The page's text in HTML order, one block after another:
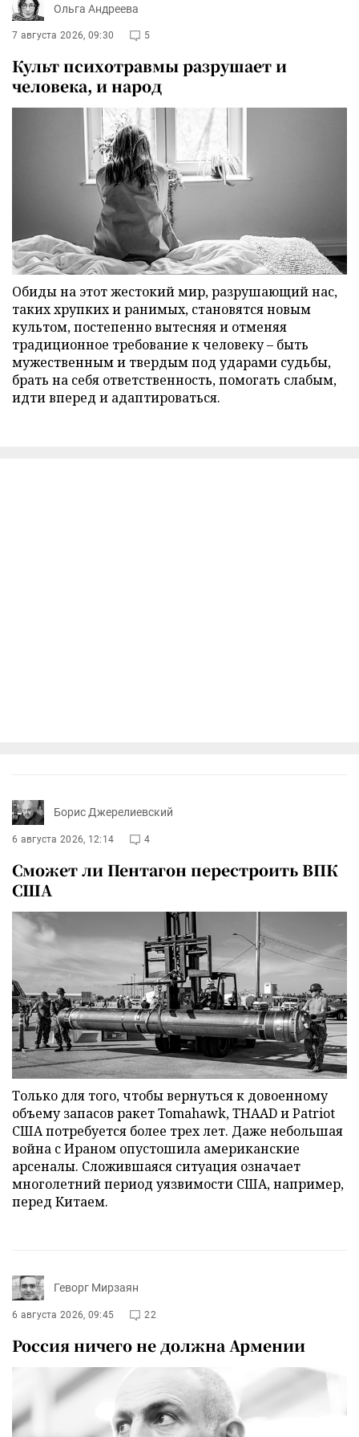
Ольга Андреева
7 августа 2026, 09:30 5
Культ психотравмы разрушает и
человека, и народ
Обиды на этот жестокий мир, разрушающий нас,
таких хрупких и ранимых, становятся новым
культом, постепенно вытесняя и отменяя
традиционное требование к человеку – быть
мужественным и твердым под ударами судьбы,
брать на себя ответственность, помогать слабым,
идти вперед и адаптироваться.
Борис Джерелиевский
6 августа 2026, 12:14 4
Сможет ли Пентагон перестроить ВПК
США
Только для того, чтобы вернуться к довоенному
объему запасов ракет Tomahawk, THAAD и Patriot
США потребуется более трех лет. Даже небольшая
война с Ираном опустошила американские
арсеналы. Сложившаяся ситуация означает
многолетний период уязвимости США, например,
перед Китаем.
Геворг Мирзаян
6 августа 2026, 09:45 22
Россия ничего не должна Армении